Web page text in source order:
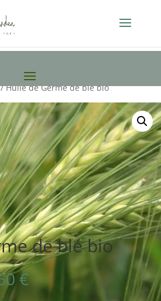
Huile de Germe de blé bio
de blé bio
€